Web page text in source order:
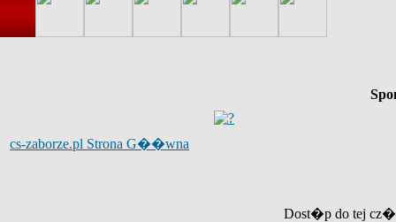
cs-zaborze.pl Strona G��wna
Dost�p do tej